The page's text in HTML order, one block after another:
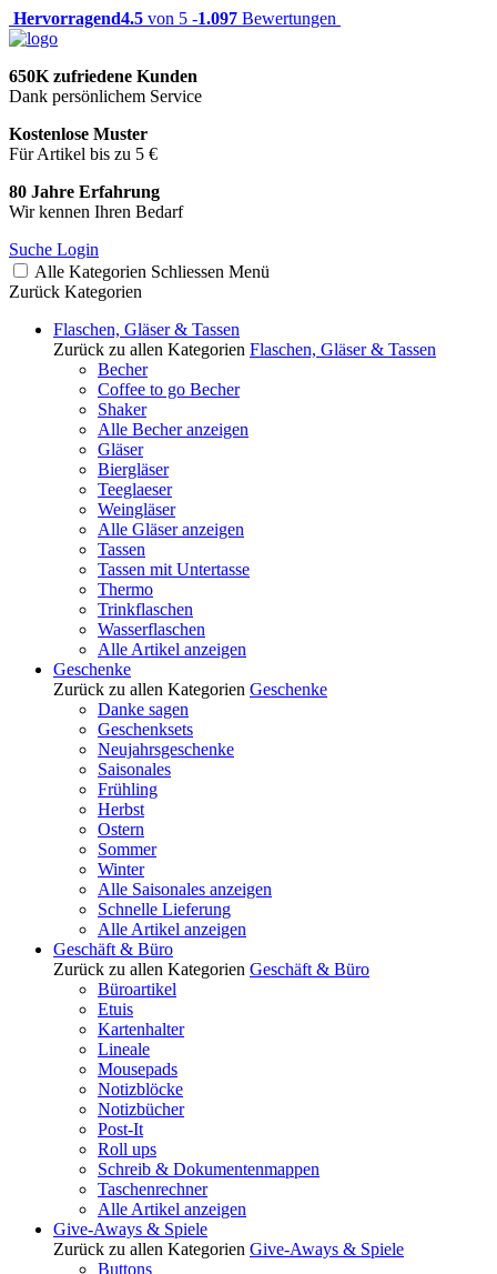
Hervorragend4.5 von 5 -1.097 Bewertungen
650K zufriedene Kunden
Dank persönlichem Service
Kostenlose Muster
Für Artikel bis zu 5 €
80 Jahre Erfahrung
Wir kennen Ihren Bedarf
Suche Login
Alle Kategorien Schliessen Menü
Zurück Kategorien
Flaschen, Gläser & Tassen
Zurück zu allen Kategorien Flaschen, Gläser & Tassen
Becher
Coffee to go Becher
Shaker
Alle Becher anzeigen
Gläser
Biergläser
Teeglaeser
Weingläser
Alle Gläser anzeigen
Tassen
Tassen mit Untertasse
Thermo
Trinkflaschen
Wasserflaschen
Alle Artikel anzeigen
Geschenke
Zurück zu allen Kategorien Geschenke
Danke sagen
Geschenksets
Neujahrsgeschenke
Saisonales
Frühling
Herbst
Ostern
Sommer
Winter
Alle Saisonales anzeigen
Schnelle Lieferung
Alle Artikel anzeigen
Geschäft & Büro
Zurück zu allen Kategorien Geschäft & Büro
Büroartikel
Etuis
Kartenhalter
Lineale
Mousepads
Notizblöcke
Notizbücher
Post-It
Roll ups
Schreib & Dokumentenmappen
Taschenrechner
Alle Artikel anzeigen
Give-Aways & Spiele
Zurück zu allen Kategorien Give-Aways & Spiele
Buttons